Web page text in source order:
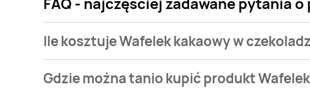
Ile kosztuje Wafelek kakaowy w
Najtańsza oferta, jaką mamy w naszej bazie jest z sieci
Gdzie można tanio kupić produkt